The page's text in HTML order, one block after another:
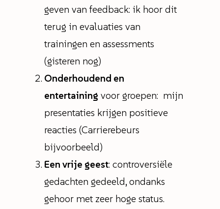
geven van feedback: ik hoor dit
terug in evaluaties van
trainingen en assessments
(gisteren nog)
Onderhoudend en
entertaining voor groepen: mijn
presentaties krijgen positieve
reacties (Carrierebeurs
bijvoorbeeld)
Een vrije geest: controversiële
gedachten gedeeld, ondanks
gehoor met zeer hoge status.